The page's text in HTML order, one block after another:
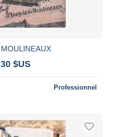
$US
Professionnel